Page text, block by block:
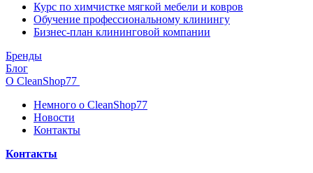
Курс по химчистке мягкой мебели и ковров
Обучение профессиональному клинингу
Бизнес-план клининговой компании
Бренды
Блог
О CleanShop77
Немного о CleanShop77
Новости
Контакты
Контакты